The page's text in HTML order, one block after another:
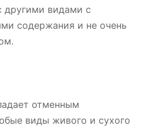
видами с
содержания и не очень
отменным
виды живого и сухого